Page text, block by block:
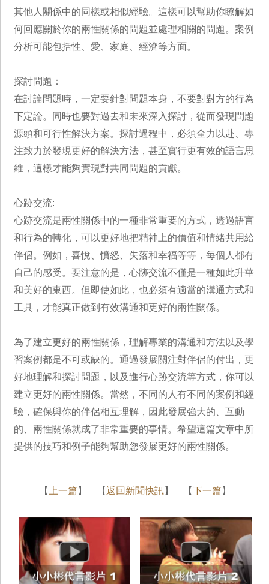
其他人關係中的同樣或相似經驗。這樣可以幫助你瞭解如
何回應關於你的兩性關係的問題並處理相關的問題。案例
分析可能包括性、愛、家庭、經濟等方面。
探討問題：
在討論問題時，一定要針對問題本身，不要對對方的行為
下定論。同時也要對過去和未來深入探討，從而發現問題
源頭和可行性解決方案。探討過程中，必須全力以赴、專
注致力於發現更好的解決方法，甚至實行更有效的語言思
維，這樣才能夠實現對共同問題的貢獻。
心跡交流:
心跡交流是兩性關係中的一種非常重要的方式，透過語言
和行為的轉化，可以更好地把精神上的價值和情緒共用給
伴侶。例如，喜悅、憤怒、失落和幸福等等，每個人都有
自己的感受。要注意的是，心跡交流不僅是一種如此升華
和美好的東西。但即使如此，也必須有適當的溝通方式和
工具，才能真正做到有效溝通和更好的兩性關係。
為了建立更好的兩性關係，理解專業的溝通和方法以及學
習案例都是不可或缺的。通過發展關注對伴侶的付出，更
好地理解和探討問題，以及進行心跡交流等方式，你可以
建立更好的兩性關係。當然，不同的人有不同的案例和經
驗，確保與你的伴侶相互理解，因此發展強大的、互動
的、兩性關係就成了非常重要的事情。希望這篇文章中所
提供的技巧和例子能夠幫助您發展更好的兩性關係。
【 上一篇 】 【返回新聞快訊】 【下一篇 】